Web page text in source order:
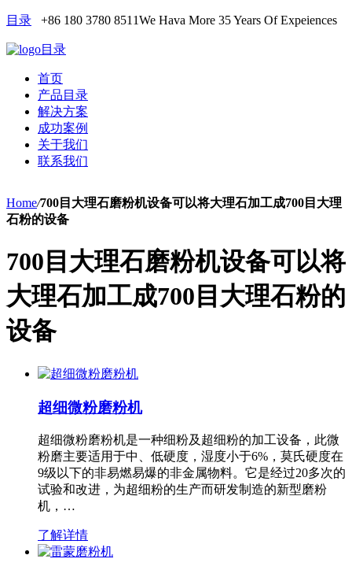
目录 +86 180 3780 8511We Hava More 35 Years Of Expeiences
目录
首页
产品目录
解决方案
成功案例
关于我们
联系我们
Home/700目大理石磨粉机设备可以将大理石加工成700目大理
石粉的设备
700目大理石磨粉机设备可以将
大理石加工成700目大理石粉的
设备
超细微粉磨粉机
超细微粉磨粉机是一种细粉及超细粉的加工设备，此微
粉磨主要适用于中、低硬度，湿度小于6%，莫氏硬度在
9级以下的非易燃易爆的非金属物料。它是经过20多次的
试验和改进，为超细粉的生产而研发制造的新型磨粉
机，…
了解详情